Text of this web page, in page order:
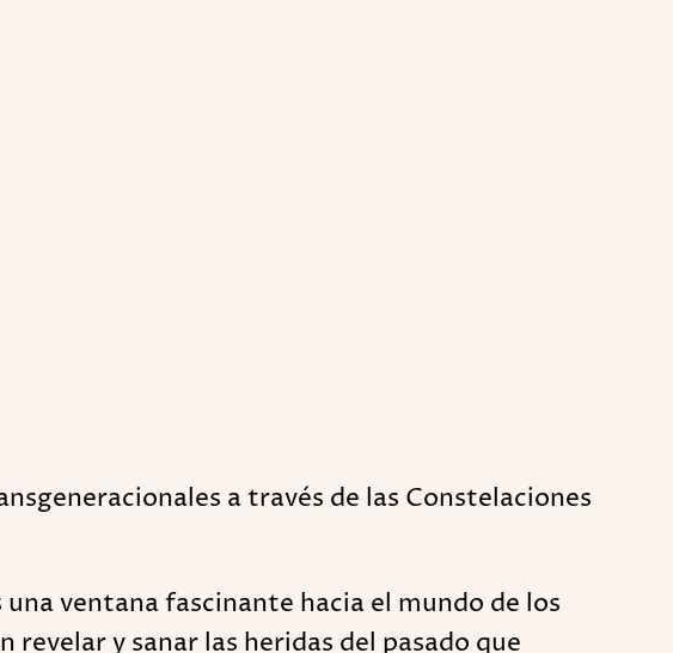
a través de las Constelaciones
ventana fascinante hacia el mundo de los
y sanar las heridas del pasado que